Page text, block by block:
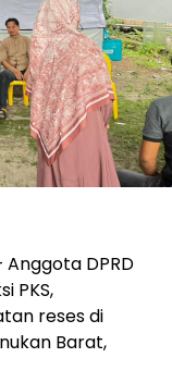
Anggota DPRD
PKS,
reses di
Barat,